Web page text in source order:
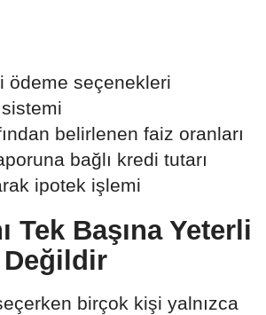
ödeme seçenekleri
belirlenen faiz oranları
bağlı kredi tutarı
ipotek işlemi
Tek Başına Yeterli
birçok kişi yalnızca